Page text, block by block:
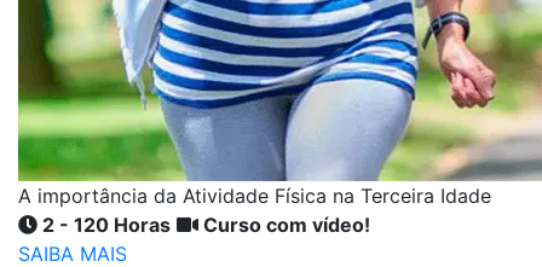
A importância da Atividade Física na Terceira Idade
2 - 120 Horas
Curso com vídeo!
SAIBA MAIS